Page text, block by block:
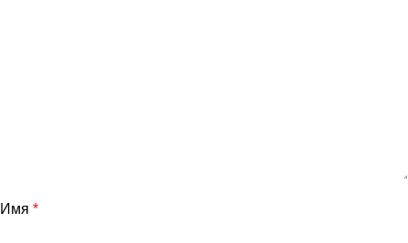
Имя *